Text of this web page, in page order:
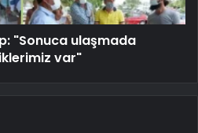
"Sonuca ulaşmada
var"